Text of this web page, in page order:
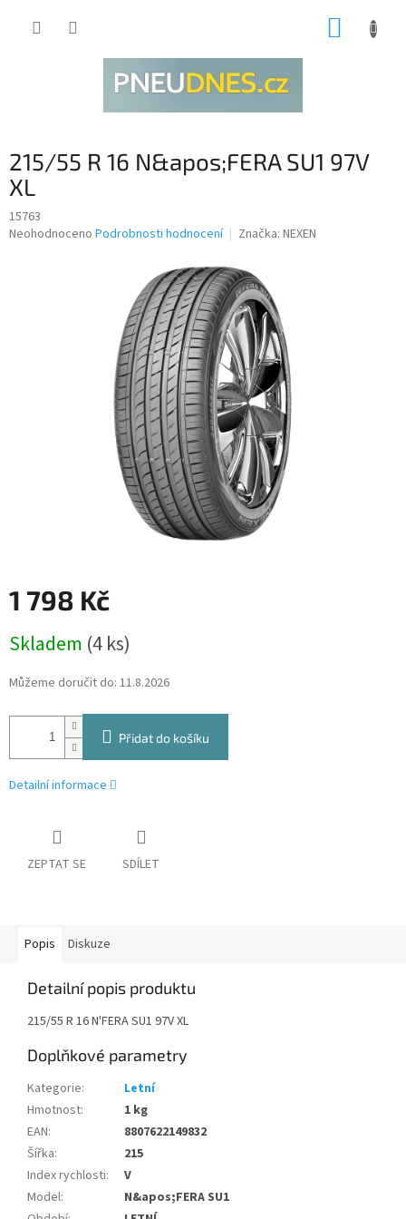
215/55 R 16 N&apos;FERA SU1 97V
XL
15763
Průměrné
Neohodnoceno Podrobnosti hodnocení Značka: NEXEN
1 798 Kč
cena:
Skladem (4 ks)
Můžeme doručit do: 11.8.2026
Přidat do košíku
Detailní informace
ZEPTAT SE SDÍLET
Popis Diskuze
Detailní popis produktu
215/55 R 16 N'FERA SU1 97V XL
Doplňkové parametry
Kategorie:
Letní
Hmotnost:
1 kg
EAN:
8807622149832
Šířka:
215
Index rychlosti:
V
Model:
N&apos;FERA SU1